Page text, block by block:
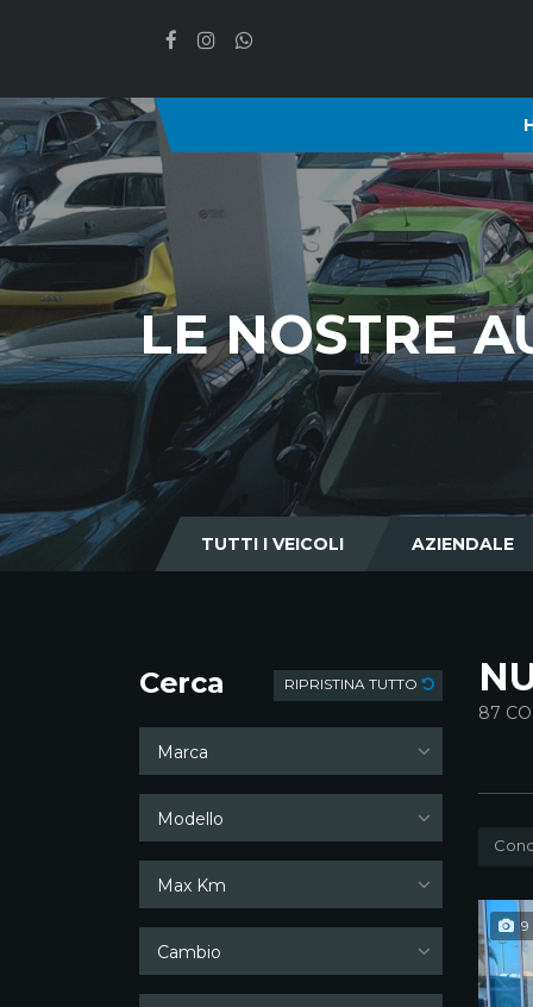
LE NOSTRE
TUTTI I VEICOLI AZIENDALE
Cerca RIPRISTINA TUTTO
Marca
Modello
Max Km
Cambio
87
9